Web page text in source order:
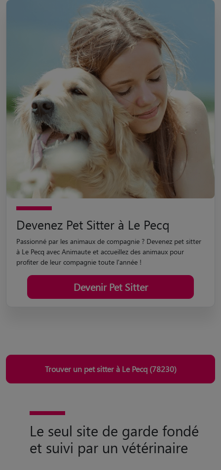
Devenez Pet Sitter à Le Pecq
Passionné par les animaux de compagnie ? Devenez pet sitter
à Le Pecq avec Animaute et accueillez des animaux pour
profiter de leur compagnie toute l'année !
Devenir Pet Sitter
Trouver un pet sitter à Le Pecq (78230)
Le seul site de garde fondé
et suivi par un vétérinaire